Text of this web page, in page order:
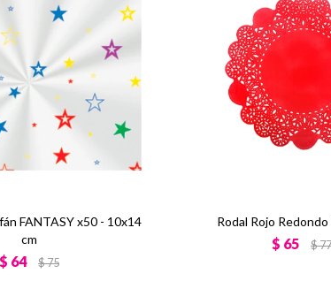
FANTASY x50 - 10x14
cm
$ 64 $75
Rodal Rojo
$ 65 $77